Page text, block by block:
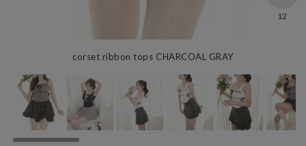
corset ribbon tops CHARCOAL GRAY
12